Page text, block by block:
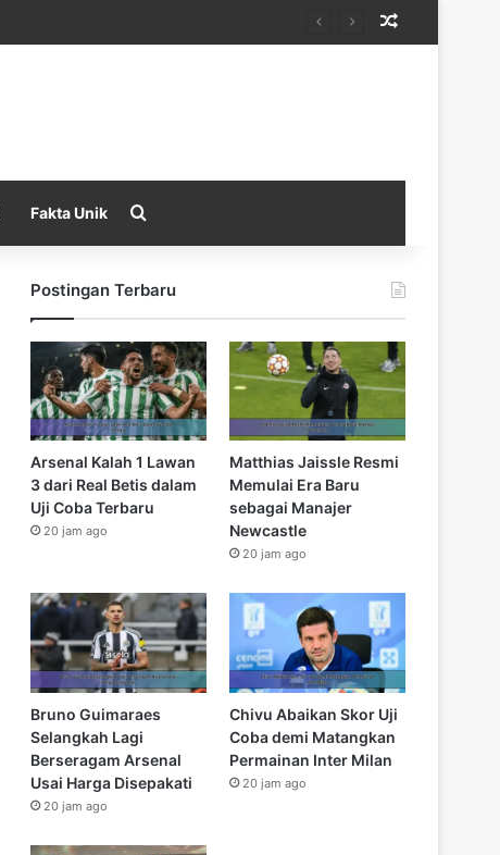
Fakta Unik
Postingan Terbaru
Arsenal Kalah 1 Lawan
3 dari Real Betis dalam
Uji Coba Terbaru
20 jam ago
Matthias Jaissle Resmi
Memulai Era Baru
sebagai Manajer
Newcastle
20 jam ago
Bruno Guimaraes
Selangkah Lagi
Berseragam Arsenal
Usai Harga Disepakati
20 jam ago
Chivu Abaikan Skor Uji
Coba demi Matangkan
Permainan Inter Milan
20 jam ago